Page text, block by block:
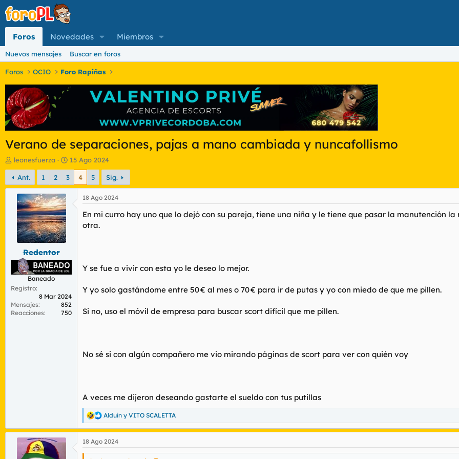
Foros Novedades Miembros
Nuevos mensajes Buscar en foros
Foros OCIO Foro Rapiñas
Verano de separaciones, pajas a mano cambiada y nuncafollismo
I
n
i
c
a
d
o
d
l
m
leonesfuerza
F
e
c
h
d
i
o
15 Ago 2024
Ant. 1 2 3 4 5 Sig.
Redentor
Baneado
Registro
8 Mar 2024
Mensajes
852
Reacciones
750
18 Ago 2024
En mi curro hay uno que lo dejó con su pareja, tiene una niña y le tiene que pasar la manutención
otra.
Y se fue a vivir con esta yo le deseo lo mejor.
Y yo solo gastándome entre 50 € al mes o 70 € para ir de putas y yo con miedo de que me pillen.
Si no, uso el móvil de empresa para buscar scort difícil que me pillen.
No sé si con algún compañero me vio mirando páginas de scort para ver con quién voy
A veces me dijeron deseando gastarte el sueldo con tus putillas
R
e
a
c
c
Alduin y VITO SCALETTA
18 Ago 2024